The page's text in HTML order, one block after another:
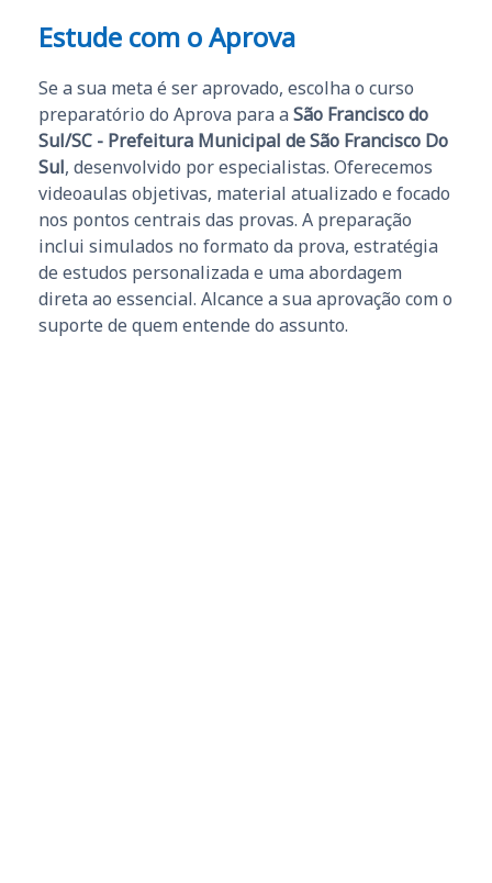
Estude com o Aprova
Se a sua meta é ser aprovado, escolha o curso
preparatório do Aprova para a São Francisco do
Sul/SC - Prefeitura Municipal de São Francisco Do
Sul, desenvolvido por especialistas. Oferecemos
videoaulas objetivas, material atualizado e focado
nos pontos centrais das provas. A preparação
inclui simulados no formato da prova, estratégia
de estudos personalizada e uma abordagem
direta ao essencial. Alcance a sua aprovação com o
suporte de quem entende do assunto.